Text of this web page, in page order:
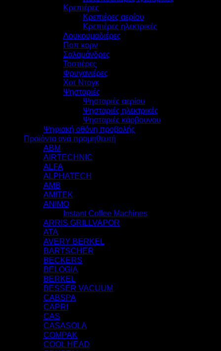
Κρεπιέρες
Κρεπιέρες αερίου
Κρεπιέρες ηλεκτρικές
Λουκουμαδιέρες
Ποπ κορν
Σαλαμάνδρες
Τοστιέρες
Φρυγανιέρες
Χοτ Ντογκ
Ψησταριές
Ψησταριές αερίου
Ψησταριές ηλεκτρικές
Ψησταριές κάρβουνου
Ψηφιακή οθόνη προβολής
Προϊόντα ανά προμηθευτή
ABM
AIRTECHNIC
ALFA
ALPHATECH
AMB
AMITEK
ANIMO
Instant Coffee Machines
ARRIS GRILLVAPOR
ATA
AVERY BERKEL
BARTSCHER
BECKERS
BELOGIA
BERKEL
BESSER VACUUM
CABSPA
CAPRI
CAS
CASASOLA
COMPAK
COOL HEAD